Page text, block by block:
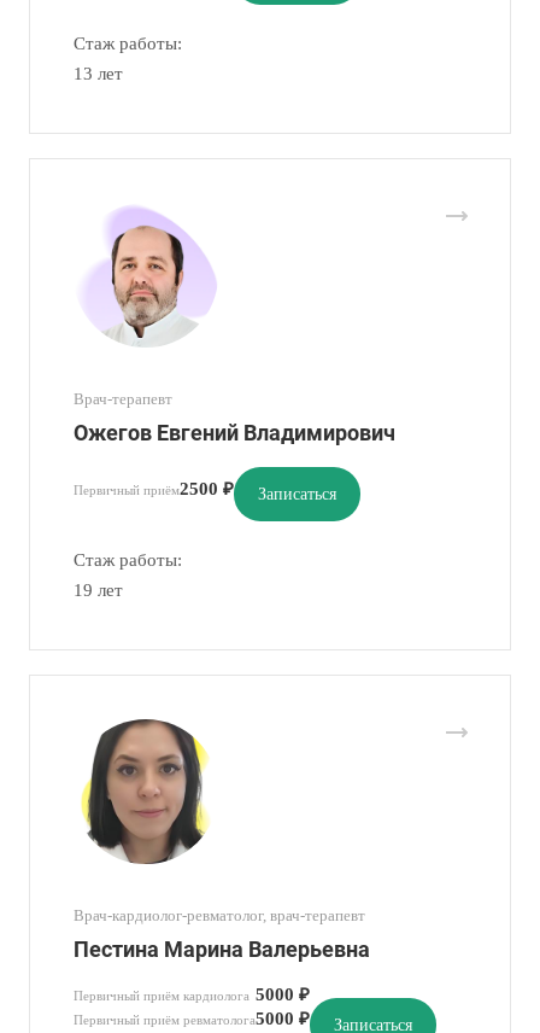
Стаж работы:
13 лет
Врач-терапевт
Ожегов Евгений Владимирович
Первичный приём2500 ₽ Записаться
Стаж работы:
19 лет
Врач-кардиолог-ревматолог, врач-терапевт
Пестина Марина Валерьевна
Первичный приём кардиолога 5000 ₽
Первичный приём ревматолога5000 ₽ Записаться